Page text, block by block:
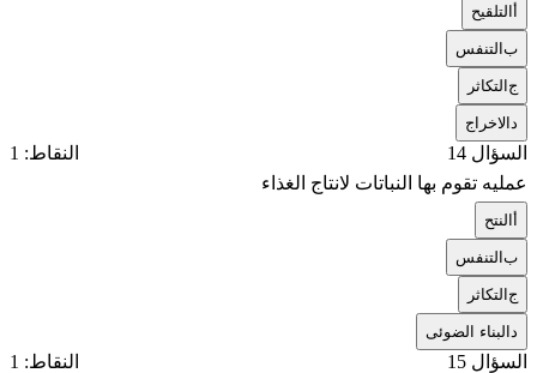
التلقيح
بالتنفس
جالتكاثر
الاخراج
السؤال 14
النقاط: 1
عمليه تقوم بها النباتات لانتاج الغذاء
النتح
بالتنفس
جالتكاثر
البناء الضوئى
السؤال 15
النقاط: 1